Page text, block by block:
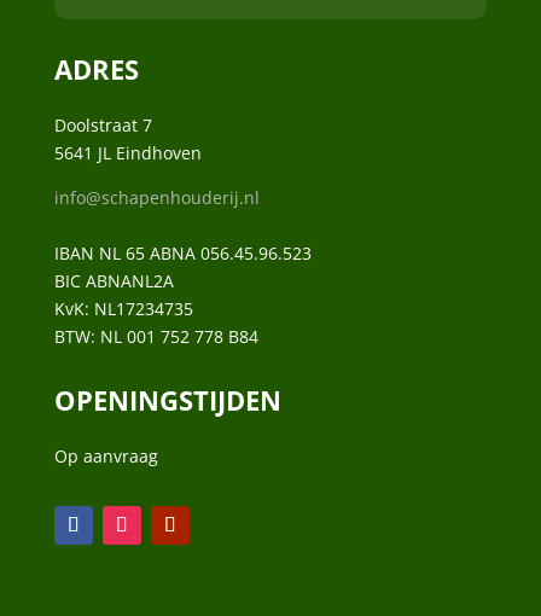
ADRES
Doolstraat 7
5641 JL Eindhoven
info@schapenhouderij.nl
IBAN NL 65 ABNA 056.45.96.523
BIC ABNANL2A
KvK: NL17234735
BTW: NL 001 752 778 B84
OPENINGSTIJDEN
Op aanvraag